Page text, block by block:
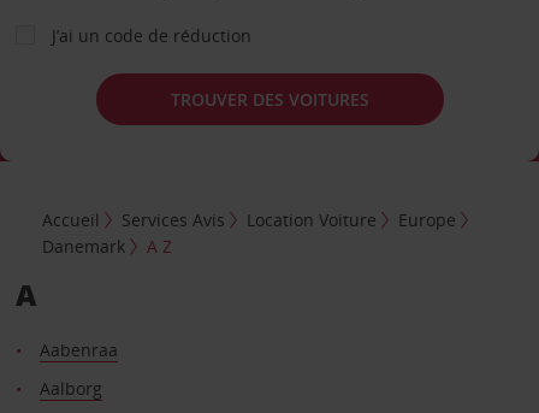
J’ai un code de réduction
TROUVER DES VOITURES
Accueil Services Avis Location Voiture
Europe
Danemark
A Z
A
Aabenraa
Aalborg